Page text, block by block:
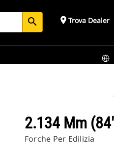
search place Trova Dealer
2.134 Mm
Forche Per Edilizia